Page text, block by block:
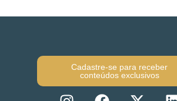
Cadastre-se para receber
conteúdos exclusivos